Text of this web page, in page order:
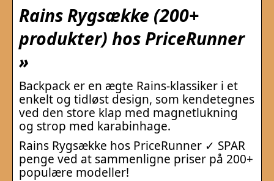
Rains Rygsække (200+
produkter) hos PriceRunner
»
Backpack er en ægte Rains-klassiker i et
enkelt og tidløst design, som kendetegnes
ved den store klap med magnetlukning
og strop med karabinhage.
Rains Rygsække hos PriceRunner ✓ SPAR
penge ved at sammenligne priser på 200+
populære modeller!